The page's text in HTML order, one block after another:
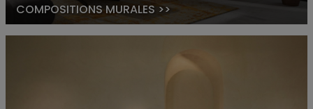
COMPOSITIONS MURALES >>